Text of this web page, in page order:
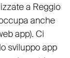
a Reggio
anche
app). Ci
sviluppo app